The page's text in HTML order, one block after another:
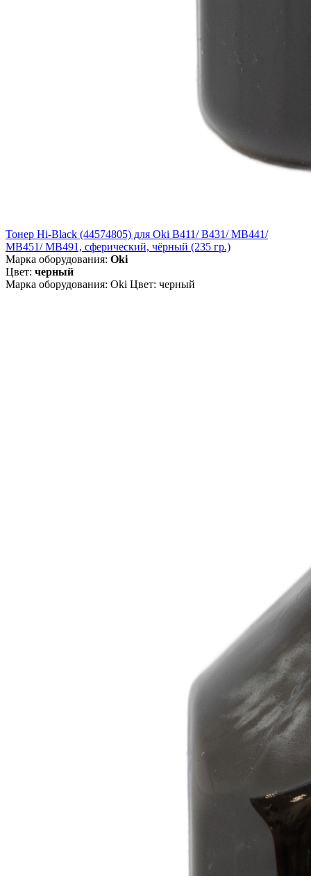
Тонер Hi-Black (44574805) для Oki B411/ B431/ MB441/
MB451/ MB491, сферический, чёрный (235 гр.)
Марка оборудования: Oki
Цвет: черный
Марка оборудования: Oki Цвет: черный